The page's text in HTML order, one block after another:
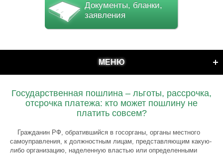
Документы, бланки,
заявления
МЕНЮ
Государственная пошлина – льготы, рассрочка,
отсрочка платежа: кто может пошлину не
платить совсем?
Гражданин РФ, обратившийся в госорганы, органы местного
самоуправления, к должностным лицам, представляющим какую-
либо организацию, наделенную властью или определенными